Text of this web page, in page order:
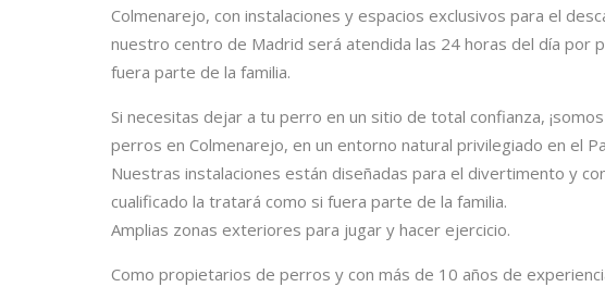
Colmenarejo, con instalaciones y espacios exclusivos para el
nuestro centro de Madrid será atendida las 24 horas del día por
fuera parte de la familia.
Si necesitas dejar a tu perro en un sitio de total confianza,
perros en Colmenarejo, en un entorno natural privilegiado en el
Nuestras instalaciones están diseñadas para el divertimento y
cualificado la tratará como si fuera parte de la familia.
Amplias zonas exteriores para jugar y hacer ejercicio.
Como propietarios de perros y con más de 10 años de